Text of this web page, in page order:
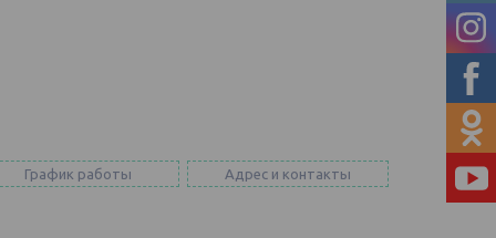
График работы Адрес и контакты